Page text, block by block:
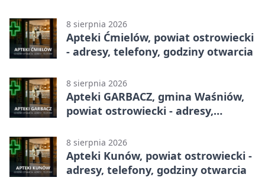
8 sierpnia 2026
Apteki Ćmielów, powiat ostrowiecki
- adresy, telefony, godziny otwarcia
8 sierpnia 2026
Apteki GARBACZ, gmina Waśniów,
powiat ostrowiecki - adresy,
8 sierpnia 2026
Apteki Kunów, powiat ostrowiecki -
adresy, telefony, godziny otwarcia